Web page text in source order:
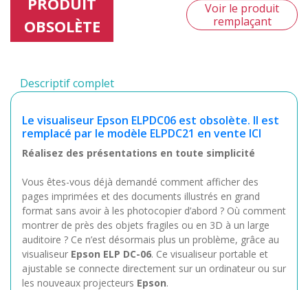
OBSOLÈTE
Voir le produit
remplaçant
Descriptif complet
Le visualiseur Epson ELPDC06 est obsolète. Il est
remplacé par le modèle ELPDC21 en vente ICI
Réalisez des présentations en toute simplicité
Vous êtes-vous déjà demandé comment afficher des
pages imprimées et des documents illustrés en grand
format sans avoir à les photocopier d’abord ? Où comment
montrer de près des objets fragiles ou en 3D à un large
auditoire ? Ce n’est désormais plus un problème, grâce au
visualiseur Epson ELP DC-06. Ce visualiseur portable et
ajustable se connecte directement sur un ordinateur ou sur
les nouveaux projecteurs Epson.